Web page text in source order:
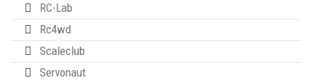
RC-Lab
Rc4wd
Scaleclub
Servonaut